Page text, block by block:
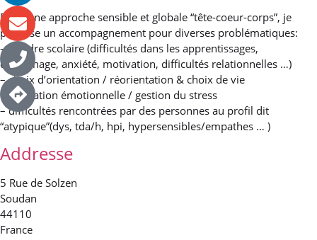
Dans une approche sensible et globale “tête-coeur-corps”, je
propose un accompagnement pour diverses problématiques:
– d’ordre scolaire (difficultés dans les apprentissages,
décrochage, anxiété, motivation, difficultés relationnelles …)
– choix d’orientation / réorientation & choix de vie
– régulation émotionnelle / gestion du stress
– difficultés rencontrées par des personnes au profil dit
“atypique”(dys, tda/h, hpi, hypersensibles/empathes … )
Addresse
5 Rue de Solzen
Soudan
44110
France